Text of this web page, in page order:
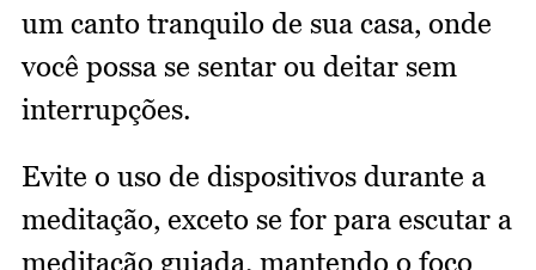
um canto tranquilo de sua casa, onde
você possa se sentar ou deitar sem
interrupções.
Evite o uso de dispositivos durante a
meditação, exceto se for para escutar a
meditação guiada, mantendo o foco